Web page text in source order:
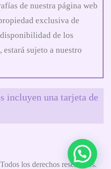
de nuestra página web
exclusiva de
de los
sujeto a nuestro
incluyen una tarjeta de
los derechos reservados.